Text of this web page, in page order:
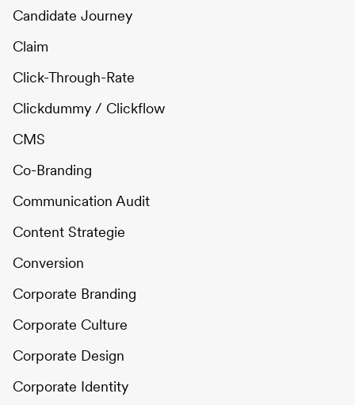
Candidate Journey
Claim
Click-Through-Rate
Clickdummy / Clickflow
CMS
Co-Branding
Communication Audit
Content Strategie
Conversion
Corporate Branding
Corporate Culture
Corporate Design
Corporate Identity